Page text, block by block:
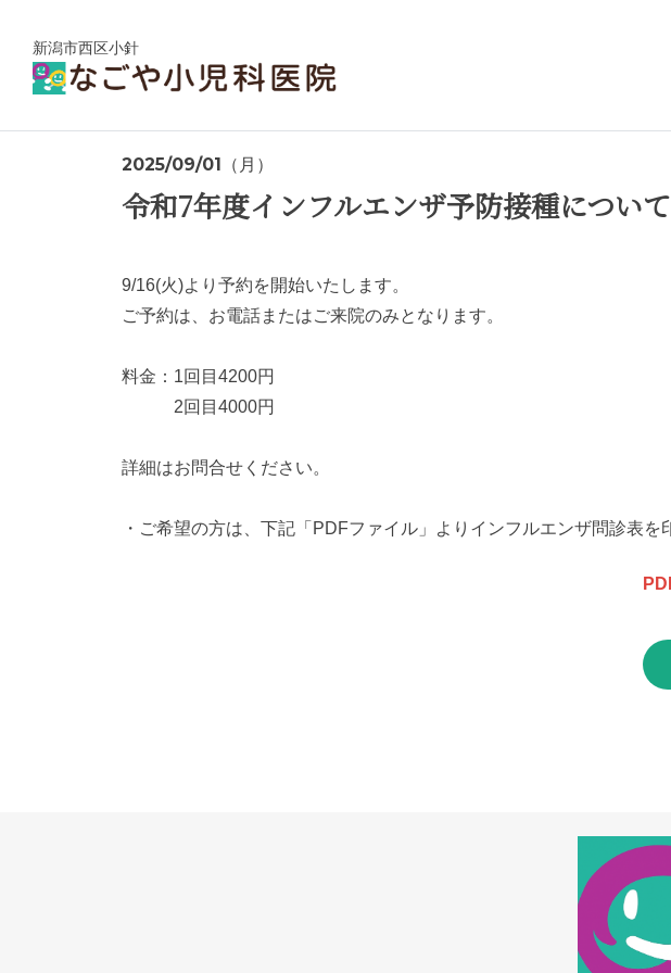
新潟市西区小針
2025/09/01（月）
令和7年度インフルエンザ予防接種について
9/16(火)より予約を開始いたします。
ご予約は、お電話またはご来院のみとなります。
料金：1回目4200円
2回目4000円
詳細はお問合せください。
・ご希望の方は、下記「PDFファイル」よりインフルエンザ問診表